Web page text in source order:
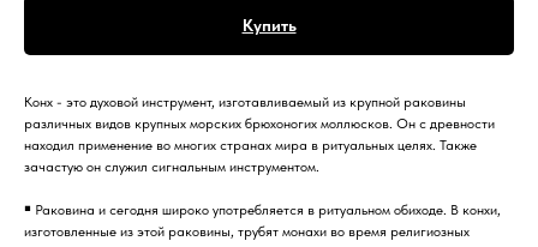
Купить
Конх - это духовой инструмент, изготавливаемый из крупной раковины
различных видов крупных морских брюхоногих моллюсков. Он с древности
находил применение во многих странах мира в ритуальных целях. Также
зачастую он служил сигнальным инструментом.
￭ Раковина и сегодня широко употребляется в ритуальном обиходе. В конхи,
изготовленные из этой раковины, трубят монахи во время религиозных